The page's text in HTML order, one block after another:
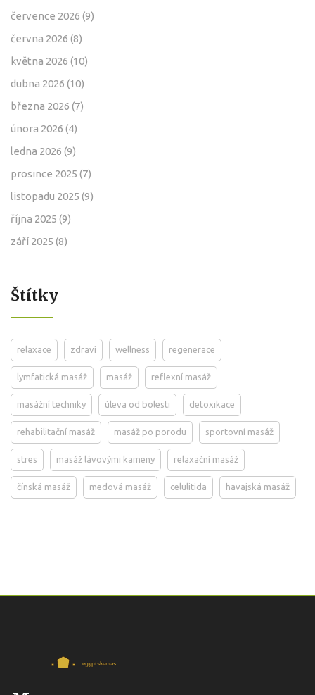
července 2026 (9)
června 2026 (8)
května 2026 (10)
dubna 2026 (10)
března 2026 (7)
února 2026 (4)
ledna 2026 (9)
prosince 2025 (7)
listopadu 2025 (9)
října 2025 (9)
září 2025 (8)
Štítky
relaxace zdraví wellness regenerace
lymfatická masáž masáž reflexní masáž
masážní techniky úleva od bolesti detoxikace
rehabilitační masáž masáž po porodu sportovní masáž
stres masáž lávovými kameny relaxační masáž
čínská masáž medová masáž celulitida havajská masáž